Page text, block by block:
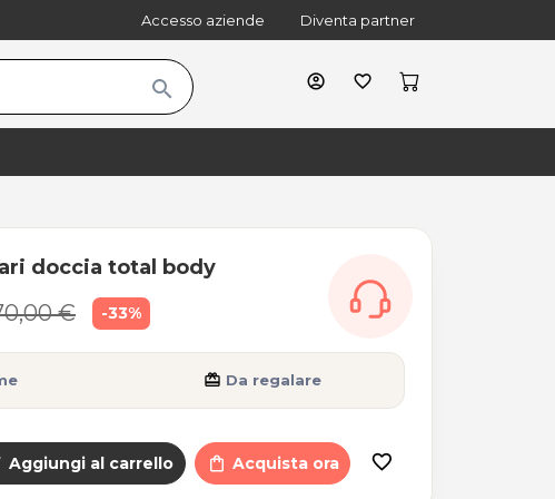
Accesso aziende Diventa partner
search account_circle favorite_border
doccia total body
€ -33%
card_giftcard Da regalare
Aggiungi al carrello shopping_bag Acquista ora favorite_border